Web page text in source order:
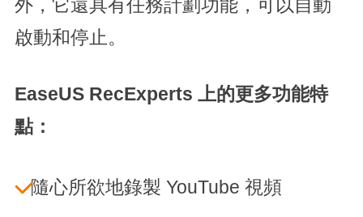
外，它還具有任務計劃功能，可以自動
啟動和停止。
EaseUS RecExperts 上的更多功能特
點：
隨心所欲地錄製 YouTube 視頻